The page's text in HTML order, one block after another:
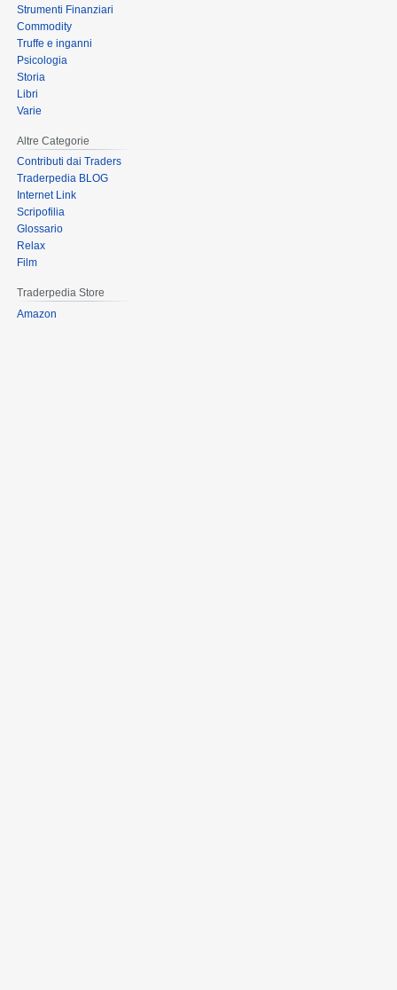
Strumenti Finanziari
Commodity
Truffe e inganni
Psicologia
Storia
Libri
Varie
Altre Categorie
Contributi dai Traders
Traderpedia BLOG
Internet Link
Scripofilia
Glossario
Relax
Film
Traderpedia Store
Amazon